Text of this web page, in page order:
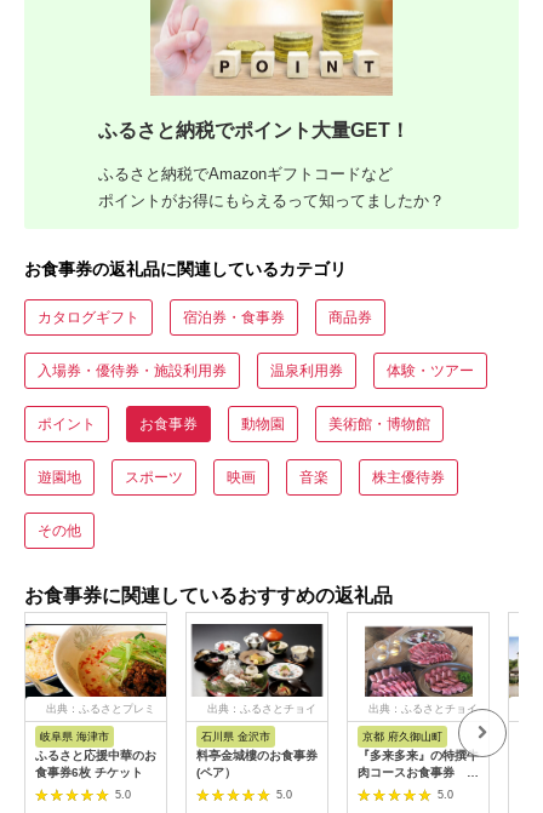
ふるさと納税でポイント大量GET！
ふるさと納税でAmazonギフトコードなど
ポイントがお得にもらえるって知ってましたか？
お食事券の返礼品に関連しているカテゴリ
カタログギフト 宿泊券・食事券 商品券
入場券・優待券・施設利用券 温泉利用券 体験・ツアー
ポイント お食事券 動物園 美術館・博物館
遊園地 スポーツ 映画 音楽 株主優待券
その他
お食事券に関連しているおすすめの返礼品
出典：ふるさとプレミ
岐阜県 海津市
ふるさと応援中華のお
食事券6枚 チケット
5.0
出典：ふるさとチョイ
石川県 金沢市
料亭金城樓のお食事券
(ペア）
5.0
出典：ふるさとチョイ
京都 府久御山町
『多来多来』の特撰牛
肉コースお食事券 4
名様分【1131614】
5.0